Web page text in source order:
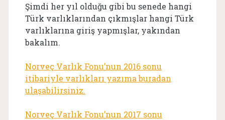
Şimdi her yıl olduğu gibi bu senede hangi
Türk varlıklarından çıkmışlar hangi Türk
varlıklarına giriş yapmışlar, yakından
bakalım.
Norveç Varlık Fonu’nun 2016 sonu
itibariyle varlıkları yazıma buradan
ulaşabilirsiniz.
Norveç Varlık Fonu’nun 2017 sonu